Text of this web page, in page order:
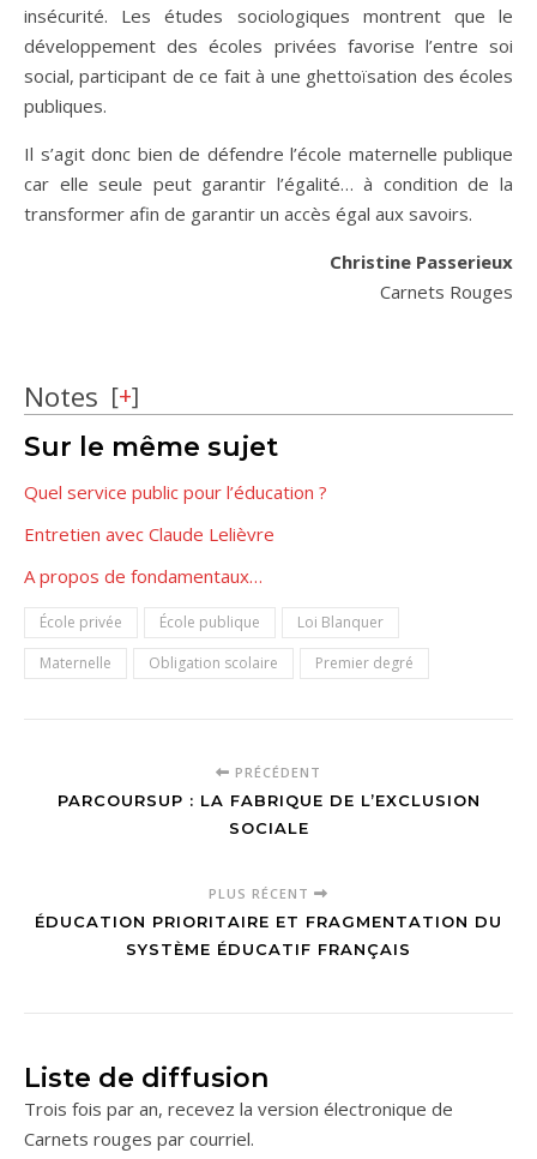
insécurité. Les études sociologiques montrent que le
développement des écoles privées favorise l’entre soi
social, participant de ce fait à une ghettoïsation des écoles
publiques.
Il s’agit donc bien de défendre l’école maternelle publique
car elle seule peut garantir l’égalité… à condition de la
transformer afin de garantir un accès égal aux savoirs.
Christine Passerieux
Carnets Rouges
Notes [+]
Sur le même sujet
Quel service public pour l’éducation ?
Entretien avec Claude Lelièvre
A propos de fondamentaux…
École privée École publique
Loi Blanquer
Maternelle
Obligation scolaire Premier degré
PRÉCÉDENT
PARCOURSUP : LA FABRIQUE DE L’EXCLUSION
SOCIALE
PLUS RÉCENT
ÉDUCATION PRIORITAIRE ET FRAGMENTATION DU
SYSTÈME ÉDUCATIF FRANÇAIS
Liste de diffusion
Trois fois par an, recevez la version électronique de
Carnets rouges par courriel.